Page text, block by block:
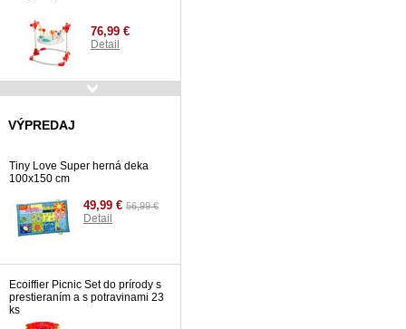
76,99 €
Detail
jedálenská sada 20 kusov
€
Detail
VÝPREDAJ
Tiny Love Super herná deka
100x150 cm
49,99 € 56,99 €
Detail
Ecoiffier Picnic Set do prírody s
prestieraním a s potravinami 23
ks